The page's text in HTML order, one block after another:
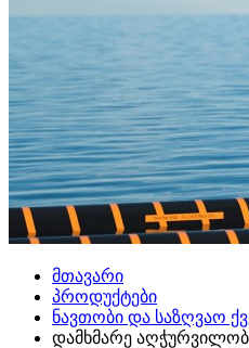
მთავარი
პროდუქტები
ნავთობი და საზღვაო
დამხმარე